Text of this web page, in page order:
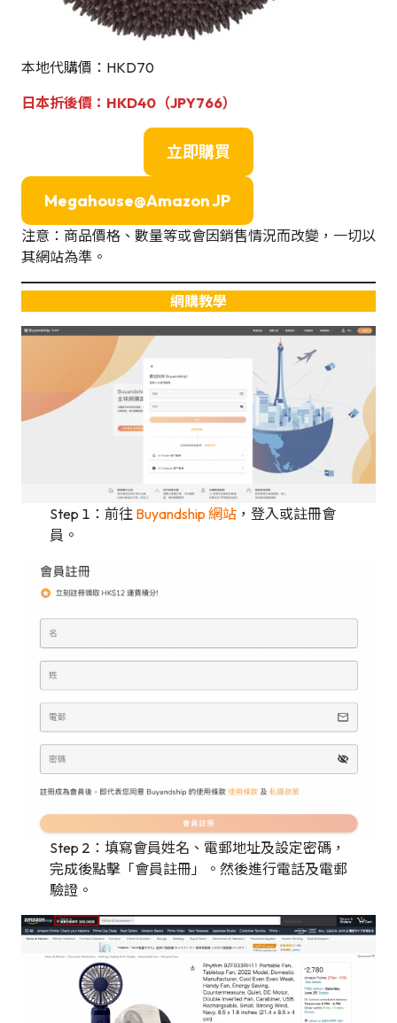
本地代購價：HKD70
日本折後價 ：HKD40（JPY766）
立即購買
Megahouse@Amazon JP
注意：商品價格、數量等或會因銷售情況而改變，一切以
其網站為準。
網購教學
Step 1：前往 Buyandship 網站 ，登入或註冊會
員。
Step 2：填寫會員姓名、電郵地址及設定密碼，
完成後點擊「會員註冊」。然後進行電話及電郵
驗證。